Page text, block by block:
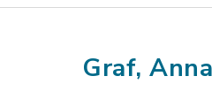
Graf,